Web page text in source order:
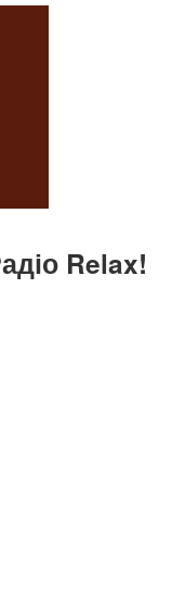
Relax!